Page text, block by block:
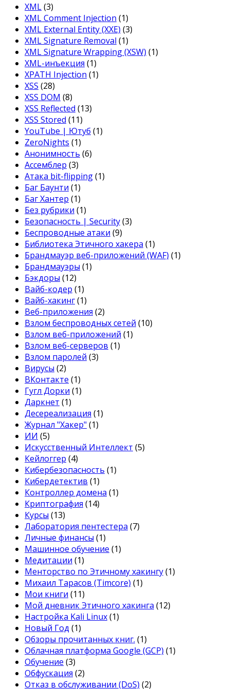
XML(3)
XML Comment Injection (1)
XML External Entity (XXE) (3)
XML Signature Removal (1)
XML Signature Wrapping (XSW) (1)
XML-инъекция (1)
XPATH Injection (1)
XSS (28)
XSS DOM (8)
XSS Reflected (13)
XSS Stored (11)
YouTube | Ютуб (1)
ZeroNights (1)
Анонимность (6)
Ассемблер (3)
Атака bit-flipping(1)
Баг Баунти (1)
Баг Хантер (1)
Без рубрики (1)
Безопасность | Security(3)
Беспроводные атаки (9)
Библиотека Этичного хакера (1)
Брандмауэр веб-приложений (WAF) (1)
Брандмауэры (1)
Бэкдоры (12)
Вайб-кодер (1)
Вайб-хакинг(1)
Веб-приложения (2)
Взлом беспроводных сетей (10)
Взлом веб-приложений (1)
Взлом веб-серверов (1)
Взлом паролей (3)
Вирусы (2)
ВКонтакте (1)
Гугл Дорки (1)
Даркнет (1)
Десереализация (1)
Журнал "Хакер" (1)
ИИ (5)
Искусственный Интеллект (5)
Кейлоггер (4)
Кибербезопасность (1)
Кибердетектив (1)
Контроллер домена (1)
Криптография (14)
Курсы (13)
Лаборатория пентестера (7)
Личные финансы (1)
Машинное обучение (1)
Медитации (1)
Менторство по Этичному хакингу(1)
Михаил Тарасов (Timcore) (1)
Мои книги (11)
Мой дневник Этичного хакинга (12)
Настройка Kali Linux(1)
Новый Год (1)
Обзоры прочитанных книг. (1)
Облачная платформа Google (GCP) (1)
Обучение (3)
Обфускация (2)
Отказ в обслуживании (DoS) (2)